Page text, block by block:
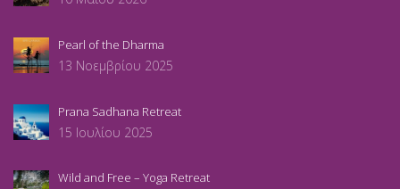
Pearl of the Dharma
13 Νοεμβρίου 2025
Prana Sadhana Retreat
15 Ιουλίου 2025
Wild and Free – Yoga Retreat